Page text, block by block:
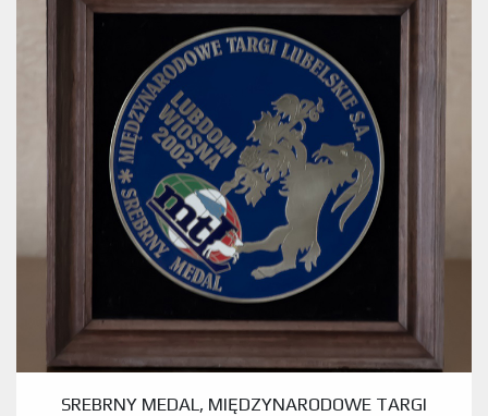
SREBRNY MEDAL, MIĘDZYNARODOWE TARGI